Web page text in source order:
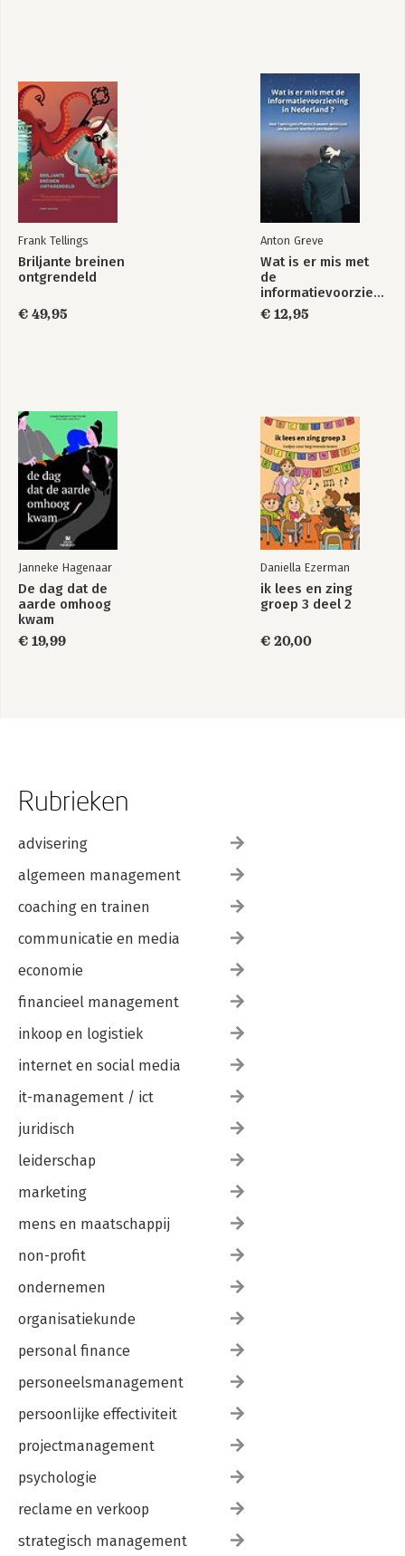
Frank Tellings
Briljante breinen
ontgrendeld
€ 49,95
Anton Greve
Wat is er mis met
de
informatievoorziening
in Nederland ?
€ 12,95
Janneke Hagenaar
De dag dat de
aarde omhoog
kwam
€ 19,99
Daniella Ezerman
ik lees en zing
groep 3 deel 2
€ 20,00
Rubrieken
advisering
algemeen management
coaching en trainen
communicatie en media
economie
financieel management
inkoop en logistiek
internet en social media
it-management / ict
juridisch
leiderschap
marketing
mens en maatschappij
non-profit
ondernemen
organisatiekunde
personal finance
personeelsmanagement
persoonlijke effectiviteit
projectmanagement
psychologie
reclame en verkoop
strategisch management